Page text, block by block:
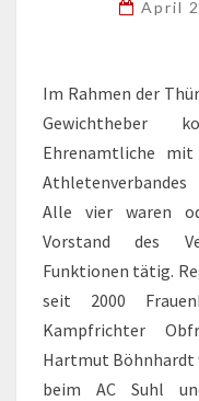
April
Im Rahmen der
Gewichtheber
Ehrenamtliche
Alle vier waren
Vorstand des
Funktionen tätig.
seit 2000
Kampfrichter
Hartmut Böhnhardt
beim AC Suhl